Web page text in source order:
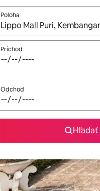
Poloha
Keď budú výsledky k
Príchod
Odchod
Hľadať